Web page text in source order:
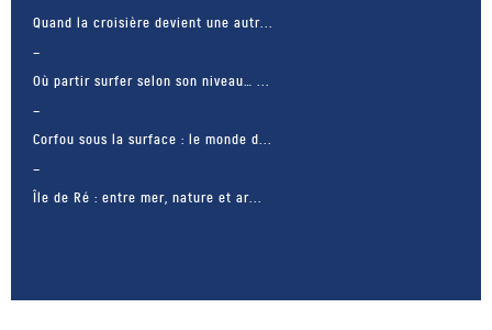
Quand la croisière devient une autr...
Où partir surfer selon son niveau… ...
Corfou sous la surface : le monde d...
Île de Ré : entre mer, nature et ar...